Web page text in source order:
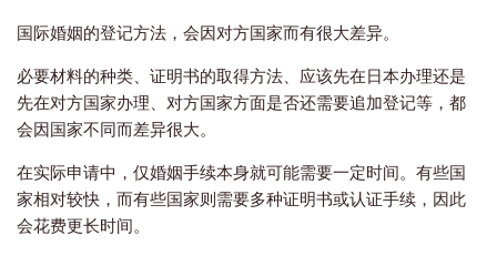
国际婚姻的登记方法，会因对方国家而有很大差异。
必要材料的种类、证明书的取得方法、应该先在日本办理还是
先在对方国家办理、对方国家方面是否还需要追加登记等，都
会因国家不同而差异很大。
在实际申请中，仅婚姻手续本身就可能需要一定时间。有些国
家相对较快，而有些国家则需要多种证明书或认证手续，因此
会花费更长时间。